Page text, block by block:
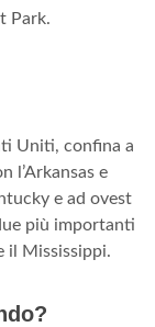
Park.
Uniti, confina a
l’Arkansas e
e ad ovest
più importanti
il Mississippi.